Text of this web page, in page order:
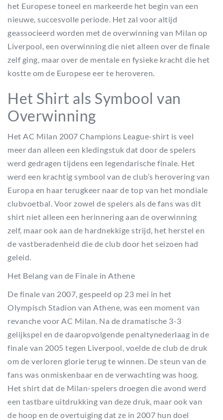
het Europese toneel en markeerde het begin van een
nieuwe, succesvolle periode. Het zal voor altijd
geassocieerd worden met de overwinning van Milan op
Liverpool, een overwinning die niet alleen over de finale
zelf ging, maar over de mentale en fysieke kracht die het
kostte om de Europese eer te heroveren.
Het Shirt als Symbool van
Overwinning
Het AC Milan 2007 Champions League-shirt is veel
meer dan alleen een kledingstuk dat door de spelers
werd gedragen tijdens een legendarische finale. Het
werd een krachtig symbool van de club’s herovering van
Europa en haar terugkeer naar de top van het mondiale
clubvoetbal. Voor zowel de spelers als de fans was dit
shirt niet alleen een herinnering aan de overwinning
zelf, maar ook aan de hardnekkige strijd, het herstel en
de vastberadenheid die de club door het seizoen had
geleid.
Het Belang van de Finale in Athene
De finale van 2007, gespeeld op 23 mei in het
Olympisch Stadion van Athene, was een moment van
revanche voor AC Milan. Na de dramatische 3-3
gelijkspel en de daaropvolgende penaltynederlaag in de
finale van 2005 tegen Liverpool, voelde de club de druk
om de verloren glorie terug te winnen. De steun van de
fans was onmiskenbaar en de verwachting was hoog.
Het shirt dat de Milan-spelers droegen die avond werd
een tastbare uitdrukking van deze druk, maar ook van
de hoop en de overtuiging dat ze in 2007 hun doel